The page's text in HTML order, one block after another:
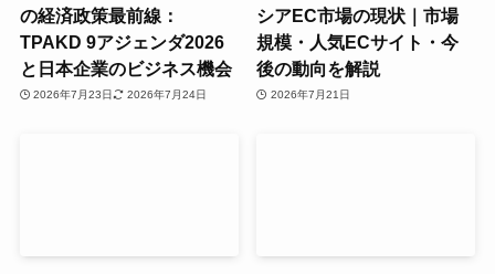
の経済政策最前線：
TPAKD 9アジェンダ2026
と日本企業のビジネス機会
2026年7月23日 2026年7月24日
シアEC市場の現状｜市場
規模・人気ECサイト・今
後の動向を解説
2026年7月21日